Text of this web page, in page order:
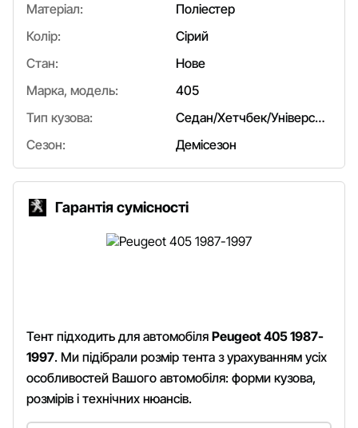
Матеріал:
Поліестер
Колір:
Сірий
Стан:
Нове
Марка, модель:
405
Тип кузова:
Седан/Хетчбек/Універсал
Сезон:
Демісезон
Гарантія сумісності
Тент підходить для автомобіля Peugeot 405 1987-
1997. Ми підібрали розмір тента з урахуванням усіх
особливостей Вашого автомобіля: форми кузова,
розмірів і технічних нюансів.